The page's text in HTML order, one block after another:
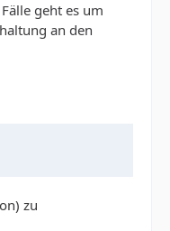
geht es um
an den
zu